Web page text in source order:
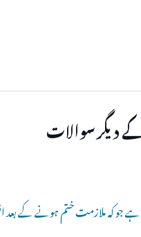
دیگر سوالات
جو کہ ملازمت ختم ہونے کے بعد